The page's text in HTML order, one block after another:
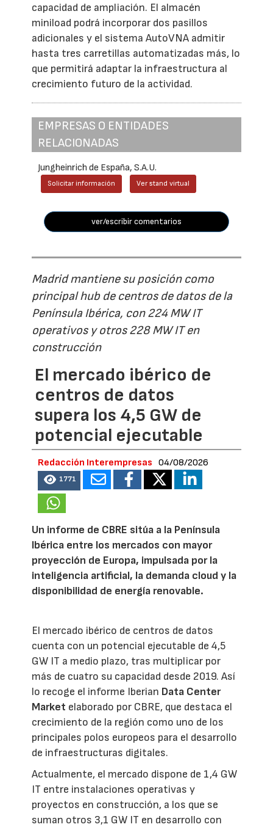
capacidad de ampliación. El almacén
miniload podrá incorporar dos pasillos
adicionales y el sistema AutoVNA admitir
hasta tres carretillas automatizadas más, lo
que permitirá adaptar la infraestructura al
crecimiento futuro de la actividad.
EMPRESAS O ENTIDADES
RELACIONADAS
Jungheinrich de España, S.A.U.
Solicitar información Ver stand virtual
ver/escribir comentarios
Madrid mantiene su posición como
principal hub de centros de datos de la
Península Ibérica, con 224 MW IT
operativos y otros 228 MW IT en
construcción
El mercado ibérico de
centros de datos
supera los 4,5 GW de
potencial ejecutable
Redacción Interempresas 04/08/2026
1771
Un informe de CBRE sitúa a la Península
Ibérica entre los mercados con mayor
proyección de Europa, impulsada por la
inteligencia artificial, la demanda cloud y la
disponibilidad de energía renovable.
El mercado ibérico de centros de datos
cuenta con un potencial ejecutable de 4,5
GW IT a medio plazo, tras multiplicar por
más de cuatro su capacidad desde 2019. Así
lo recoge el informe Iberian Data Center
Market elaborado por CBRE, que destaca el
crecimiento de la región como uno de los
principales polos europeos para el desarrollo
de infraestructuras digitales.
Actualmente, el mercado dispone de 1,4 GW
IT entre instalaciones operativas y
proyectos en construcción, a los que se
suman otros 3,1 GW IT en desarrollo con